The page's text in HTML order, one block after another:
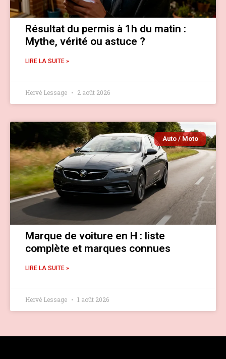
Résultat du permis à 1h du matin :
Mythe, vérité ou astuce ?
LIRE LA SUITE »
Hervé Lessage 2 août 2026
Auto / Moto
Marque de voiture en H : liste
complète et marques connues
LIRE LA SUITE »
Hervé Lessage 1 août 2026